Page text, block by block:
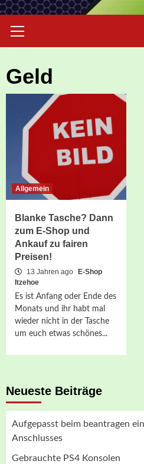
Menu
Geld
Allgemein
Blanke Tasche? Dann
zum E-Shop und
Ankauf zu fairen
Preisen!
13 Jahren ago
E-Shop
Itzehoe
Es ist Anfang oder Ende des
Monats und ihr habt mal
wieder nicht in der Tasche
um euch etwas schönes...
Neueste Beiträge
Aufgepasst beim beantragen
Anschlusses
Gebrauchte PS4 Konsolen